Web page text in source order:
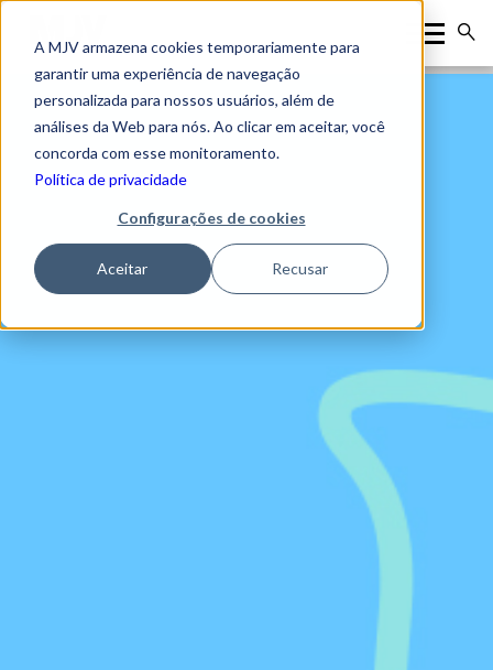
A MJV armazena cookies temporariamente para
garantir uma experiência de navegação
personalizada para nossos usuários, além de
análises da Web para nós. Ao clicar em aceitar, você
concorda com esse monitoramento.
Política de privacidade
Configurações de cookies
Aceitar Recusar